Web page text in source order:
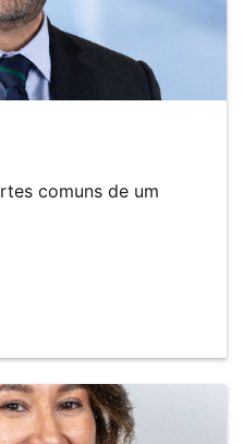
comuns de um